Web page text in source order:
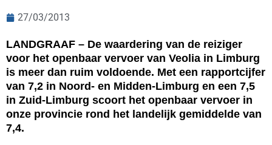
27/03/2013
LANDGRAAF – De waardering van de reiziger
voor het openbaar vervoer van Veolia in Limburg
is meer dan ruim voldoende. Met een rapportcijfer
van 7,2 in Noord- en Midden-Limburg en een 7,5
in Zuid-Limburg scoort het openbaar vervoer in
onze provincie rond het landelijk gemiddelde van
7,4.